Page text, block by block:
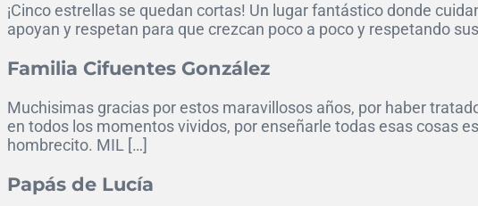
¡Cinco estrellas se quedan cortas! Un lugar fantástico donde
apoyan y respetan para que crezcan poco a poco y respetando
Familia Cifuentes González
Muchisimas gracias por estos maravillosos años, por haber
en todos los momentos vividos, por enseñarle todas esas cosas
hombrecito. MIL […]
Papás de Lucía